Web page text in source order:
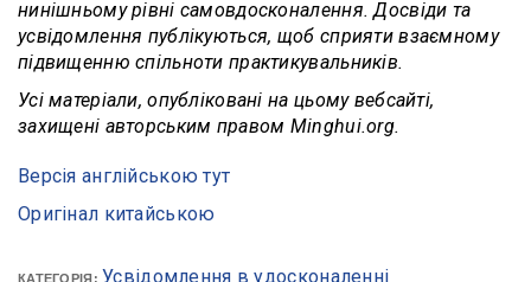
нинішньому рівні самовдосконалення. Досвіди та
усвідомлення публікуються, щоб сприяти взаємному
підвищенню спільноти практикувальників.
Усі матеріали, опубліковані на цьому вебсайті,
захищені авторським правом Minghui.org.
Версія англійською тут
Оригінал китайською
КАТЕГОРІЯ: Усвідомлення в удосконаленні